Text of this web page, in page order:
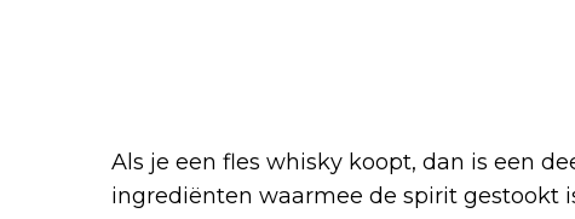
Als je een fles whisky koopt, dan is een
ingrediënten waarmee de spirit gestookt